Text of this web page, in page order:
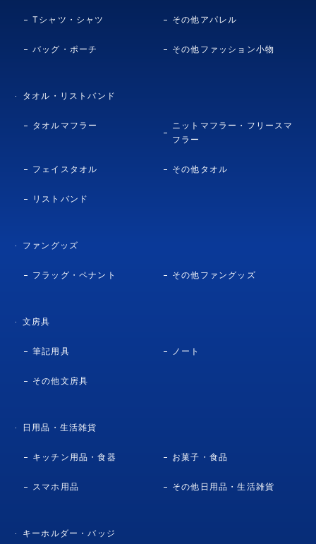
Tシャツ・シャツ その他アパレル
バッグ・ポーチ その他ファッション小物
タオル・リストバンド
タオルマフラー
ニットマフラー・フリースマ
フラー
フェイスタオル その他タオル
リストバンド
ファングッズ
フラッグ・ペナント その他ファングッズ
文房具
筆記用具 ノート
その他文房具
日用品・生活雑貨
キッチン用品・食器 お菓子・食品
スマホ用品 その他日用品・生活雑貨
キーホルダー・バッジ